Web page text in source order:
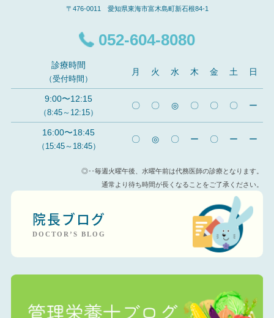
〒476-0011 愛知県東海市富木島町新石根84-1
052-604-8080
診療時間
（受付時間）
月 火 水 木 金 土 日
9:00〜12:15
（8:45～12:15）
〇 〇 ◎ 〇 〇 〇 ー
16:00〜18:45
（15:45～18:45）
〇 ◎ 〇 ー 〇 ー ー
◎‥毎週火曜午後、水曜午前は代務医師の診療となります。
通常より待ち時間が長くなることをご了承ください。
院長ブログ
DOCTOR’S BLOG